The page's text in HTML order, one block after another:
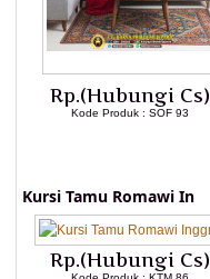
Rp.(Hubungi Cs)
Kode Produk : SOF 93
Kursi Tamu Romawi In
Rp.(Hubungi Cs)